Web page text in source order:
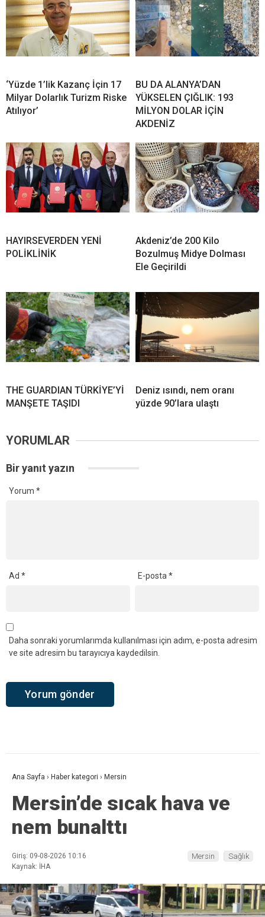
‘Yüzde 1’lik Kazanç İçin 17
Milyar Dolarlık Turizm Riske
Atılıyor’
BU DA ALANYA’DAN
YÜKSELEN ÇIĞLIK: 193
MİLYON DOLAR İÇİN
AKDENİZ
HAYIRSEVERDEN YENİ
POLİKLİNİK
Akdeniz’de 200 Kilo
Bozulmuş Midye Dolması
Ele Geçirildi
THE GUARDIAN TÜRKİYE’Yİ
MANŞETE TAŞIDI
Deniz ısındı, nem oranı
yüzde 90’lara ulaştı
YORUMLAR
Bir yanıt yazın
Yorum *
Ad * E-posta*
Daha sonraki yorumlarımda kullanılması için adım, e-posta adresim
ve site adresim bu tarayıcıya kaydedilsin.
Ana Sayfa › Haber kategori › Mersin
Mersin’de sıcak hava ve
nem bunalttı
Giriş: 09-08-2026 10:16
Kaynak: İHA
Mersin Sağlık